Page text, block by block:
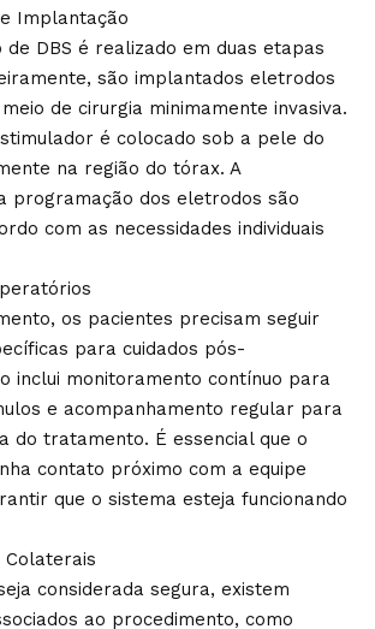
Implantação
DBS é realizado em duas etapas
são implantados eletrodos
de cirurgia minimamente invasiva.
é colocado sob a pele do
na região do tórax. A
programação dos eletrodos são
com as necessidades individuais
os pacientes precisam seguir
para cuidados pós-
inclui monitoramento contínuo para
e acompanhamento regular para
do tratamento. É essencial que o
contato próximo com a equipe
que o sistema esteja funcionando
Colaterais
considerada segura, existem
ao procedimento, como